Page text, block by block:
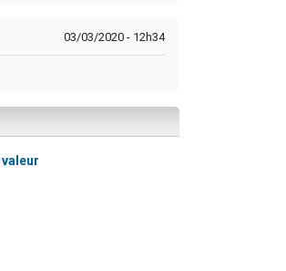
03/03/2020 - 12h34